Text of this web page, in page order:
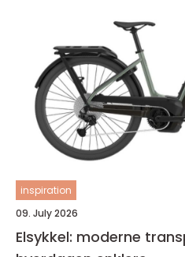
inspiration
09. July 2026
Elsykkel: moderne